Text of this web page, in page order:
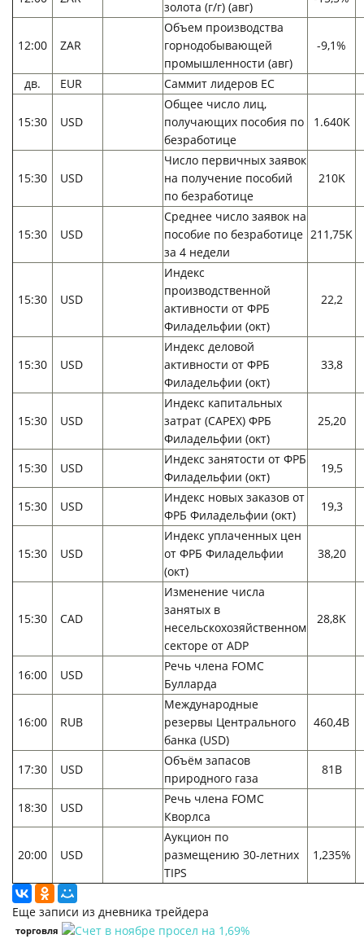
золота (г/г) (авг)
12:00 ZAR
Объем производства
горнодобывающей
промышленности (авг)
-9,1%
дв. EUR Саммит лидеров ЕС
15:30 USD
Общее число лиц,
получающих пособия по
безработице
1.640K
15:30 USD
Число первичных заявок
на получение пособий
по безработице
210K
15:30 USD
Среднее число заявок на
пособие по безработице
за 4 недели
211,75K
15:30 USD
Индекс
производственной
активности от ФРБ
Филадельфии (окт)
22,2
15:30 USD
Индекс деловой
активности от ФРБ
Филадельфии (окт)
33,8
15:30 USD
Индекс капитальных
затрат (CAPEX) ФРБ
Филадельфии (окт)
25,20
15:30 USD
Индекс занятости от ФРБ
Филадельфии (окт)
19,5
15:30 USD
Индекс новых заказов от
ФРБ Филадельфии (окт)
19,3
15:30 USD
Индекс уплаченных цен
от ФРБ Филадельфии
(окт)
38,20
15:30 CAD
Изменение числа
занятых в
несельскохозяйственном
секторе от ADP
28,8K
16:00 USD
Речь члена FOMC
Булларда
16:00 RUB
Международные
резервы Центрального
банка (USD)
460,4B
17:30 USD
Объём запасов
природного газа
81B
18:30 USD
Речь члена FOMC
Кворлса
20:00 USD
Аукцион по
размещению 30-летних
TIPS
1,235%
Еще записи из дневника трейдера
торговля